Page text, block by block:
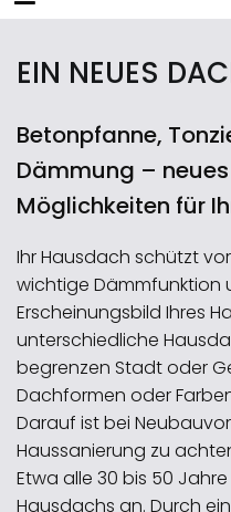
springen
EIN NEUES
Betonpfanne,
Dämmung –
Möglichkeiten für
Ihr Hausdach schützt
wichtige Dämmfunktion
Erscheinungsbild Ihres
unterschiedliche
begrenzen Stadt oder
Dachformen oder
Darauf ist bei
Haussanierung zu
Etwa alle 30 bis 50
Hausdachs an. Durch